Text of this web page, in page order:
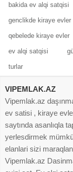
bakida ev alqi satqisi
genclikde kiraye evler
qebelede kiraye evler
ev alqi satqisi
turlar
VIPEMLAK.AZ
Vipemlak.az
ev satisi , kiraye
saytında asanlıqla
yerlesdirmek
elanlari sizi
Vipemlak.az